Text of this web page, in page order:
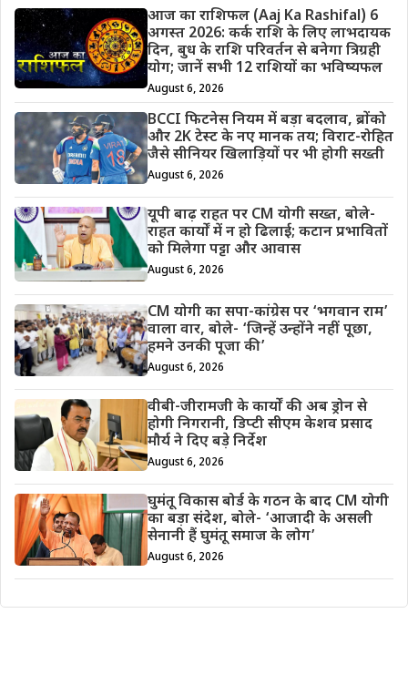
आज का राशिफल (Aaj Ka Rashifal) 6
अगस्त 2026: कर्क राशि के लिए लाभदायक
दिन, बुध के राशि परिवर्तन से बनेगा त्रिग्रही
योग; जानें सभी 12 राशियों का भविष्यफल
August 6, 2026
BCCI फिटनेस नियम में बड़ा बदलाव, ब्रोंको
और 2K टेस्ट के नए मानक तय; विराट-रोहित
जैसे सीनियर खिलाड़ियों पर भी होगी सख्ती
August 6, 2026
यूपी बाढ़ राहत पर CM योगी सख्त, बोले-
राहत कार्यों में न हो ढिलाई; कटान प्रभावितों
को मिलेगा पट्टा और आवास
August 6, 2026
CM योगी का सपा-कांग्रेस पर ‘भगवान राम’
वाला वार, बोले- ‘जिन्हें उन्होंने नहीं पूछा,
हमने उनकी पूजा की’
August 6, 2026
वीबी-जीरामजी के कार्यों की अब ड्रोन से
होगी निगरानी, डिप्टी सीएम केशव प्रसाद
मौर्य ने दिए बड़े निर्देश
August 6, 2026
घुमंतू विकास बोर्ड के गठन के बाद CM योगी
का बड़ा संदेश, बोले- ‘आजादी के असली
सेनानी हैं घुमंतू समाज के लोग’
August 6, 2026